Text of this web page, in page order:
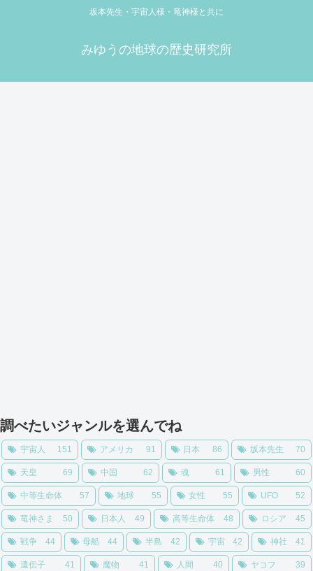
坂本先生・宇宙人様・竜神様と共に
みゆうの地球の歴史研究所
調べたいジャンルを選んでね
宇宙人 151 アメリカ 91 日本 86 坂本先生 70
天皇 69 中国 62 魂 61 男性 60
中等生命体 57 地球 55 女性 55 UFO 52
竜神さま 50 日本人 49 高等生命体 48 ロシア 45
戦争 44 母船 44 半島 42 宇宙 42 神社 41
遺伝子 41 魔物 41 人間 40 ヤコフ 39